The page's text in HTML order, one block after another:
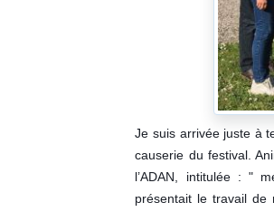
Je suis arrivée juste à
causerie du festival.
l’ADAN, intitulée : "
présentait le travail de